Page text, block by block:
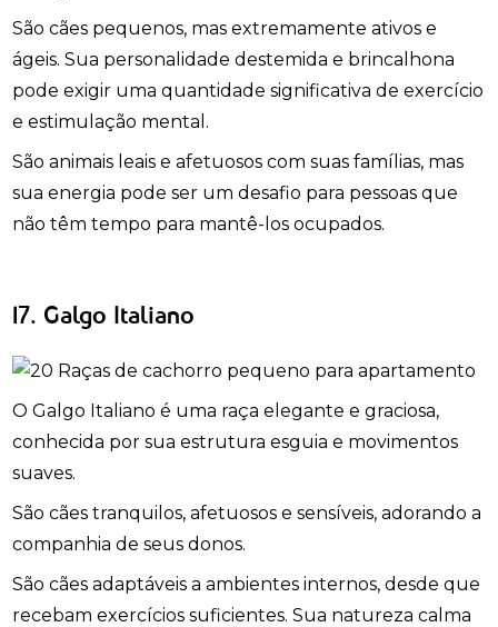
São cães pequenos, mas extremamente ativos e
ágeis. Sua personalidade destemida e brincalhona
pode exigir uma quantidade significativa de exercício
e estimulação mental.
São animais leais e afetuosos com suas famílias, mas
sua energia pode ser um desafio para pessoas que
não têm tempo para mantê-los ocupados.
17. Galgo Italiano
O Galgo Italiano é uma raça elegante e graciosa,
conhecida por sua estrutura esguia e movimentos
suaves.
São cães tranquilos, afetuosos e sensíveis, adorando a
companhia de seus donos.
São cães adaptáveis a ambientes internos, desde que
recebam exercícios suficientes. Sua natureza calma